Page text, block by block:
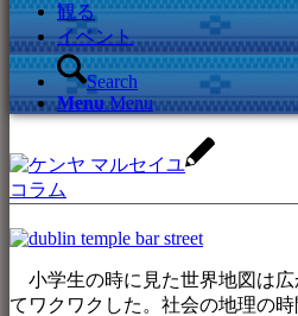
観る
イベント
Search
Menu Menu
コラム
小学生の時に見た世界地図は広
てワクワクした。社会の地理の